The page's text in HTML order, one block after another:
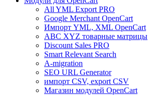
All YML Export PRO
Google Merchant OpenCart
Импорт YML, XML OpenCart
ABC XYZ товарные матрицы
Discount Sales PRO
Smart Relevant Search
A-migration
SEO URL Generator
импорт CSV, export CSV
Магазин модулей OpenCart